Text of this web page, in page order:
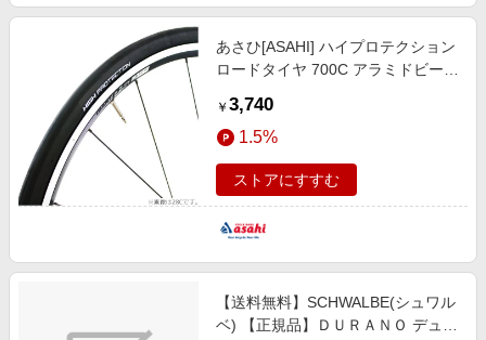
あさひ[ASAHI] ハイプロテクション
ロードタイヤ 700C アラミドビード
￥ 3,740
1.5%
ストアにすすむ
【送料無料】SCHWALBE(シュワル
ベ) 【正規品】ＤＵＲＡＮＯ デュラ